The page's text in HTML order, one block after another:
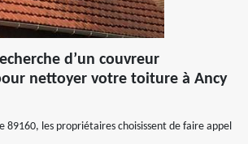
d’un couvreur
nettoyer votre toiture à Ancy
89160, les propriétaires choisissent de faire appel